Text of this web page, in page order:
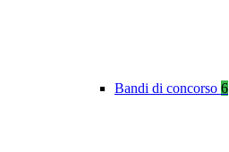
Bandi di concorso 6